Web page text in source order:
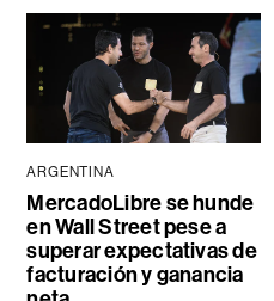
ARGENTINA
MercadoLibre se hunde
en Wall Street pese a
superar expectativas de
facturación y ganancia